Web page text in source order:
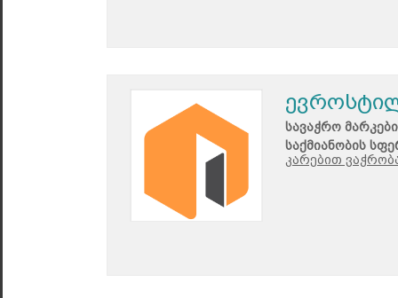
სავაჭრო
საქმიანობის
კარებით